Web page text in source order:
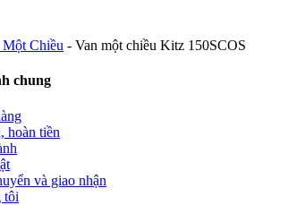
Một Chiều - Van một chiều Kitz 150SCOS
chung
hoàn tiền
và giao nhận
tôi